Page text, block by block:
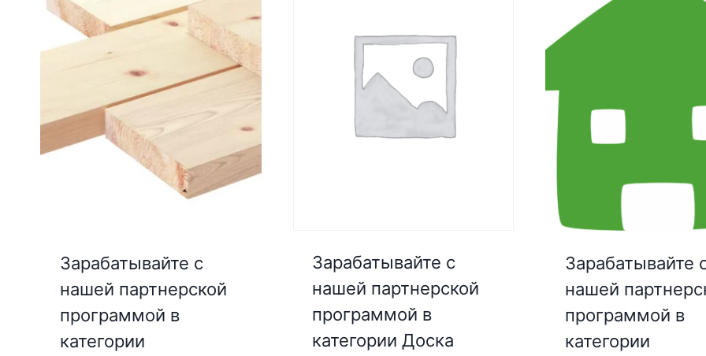
Зарабатывайте с
нашей партнерской
программой в
категории
Зарабатывайте с
нашей партнерской
программой в
категории Доска
Зарабатывайте
нашей
программой в
категории